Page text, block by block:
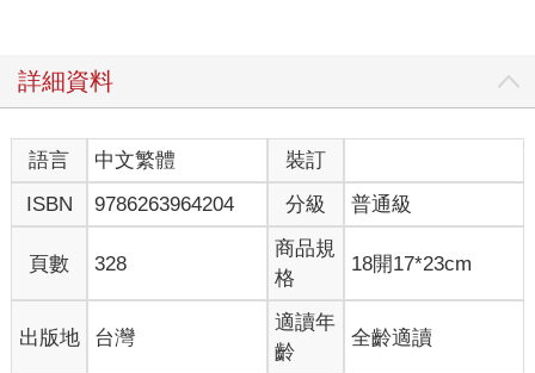
詳細資料
語言 中文繁體
裝訂
ISBN
9786263964204 分級 普通級
頁數 328
商品規
格
18開17*23cm
出版地 台灣
適讀年
齡
全齡適讀